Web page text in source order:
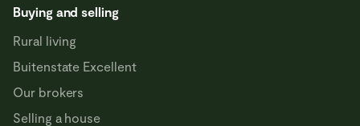
Buying and selling
Rural living
Buitenstate Excellent
Our brokers
Selling a house